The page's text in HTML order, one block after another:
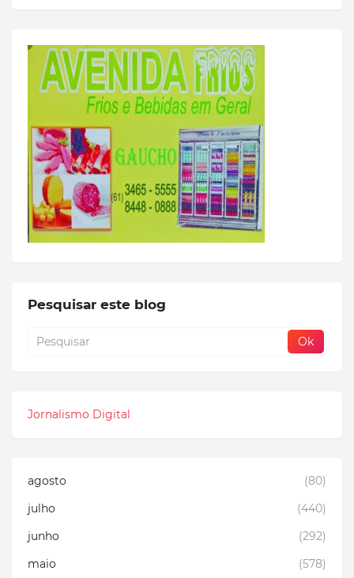
Pesquisar este blog
Jornalismo Digital
agosto
(80)
julho
(440)
junho
(292)
maio
(578)